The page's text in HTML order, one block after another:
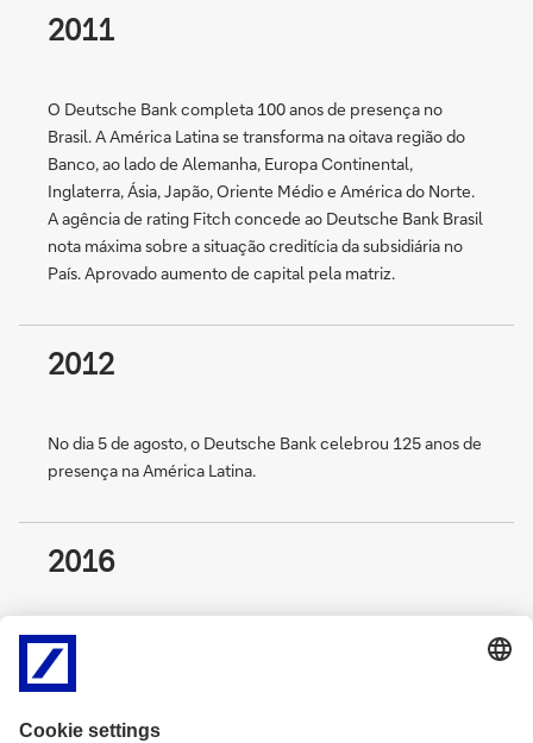
2011
O Deutsche Bank completa 100 anos de presença no
Brasil. A América Latina se transforma na oitava região do
Banco, ao lado de Alemanha, Europa Continental,
Inglaterra, Ásia, Japão, Oriente Médio e América do Norte.
A agência de rating Fitch concede ao Deutsche Bank Brasil
nota máxima sobre a situação creditícia da subsidiária no
País. Aprovado aumento de capital pela matriz.
2012
No dia 5 de agosto, o Deutsche Bank celebrou 125 anos de
presença na América Latina.
2016
O Deutsche Bank passa por uma restruturação na América
Latina, mantendo sua presença no Brasil.